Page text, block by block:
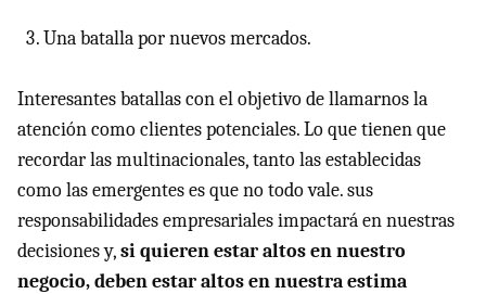
Una batalla por nuevos mercados.
Interesantes batallas con el objetivo de llamarnos la
atención como clientes potenciales. Lo que tienen que
recordar las multinacionales, tanto las establecidas
como las emergentes es que no todo vale. sus
responsabilidades empresariales impactará en nuestras
decisiones y,si quieren estar altos en nuestro
negocio, deben estar altos en nuestra estima